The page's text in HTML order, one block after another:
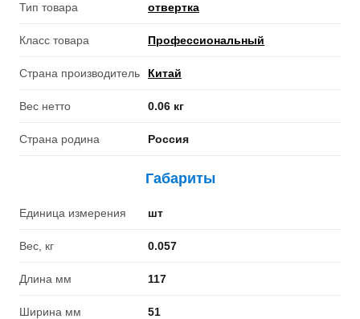
Тип товара отвертка
Класс товара Профессиональный
Страна производитель Китай
Вес нетто 0.06 кг
Страна родина Россия
Габариты
Единица измерения шт
Вес, кг 0.057
Длина мм 117
Ширина мм 51